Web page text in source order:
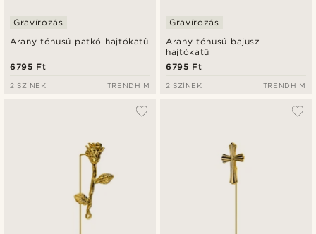
Arany tónusú patkó hajtókatű
Gravírozás
6795 Ft
2 SZÍNEK TRENDHIM
Arany tónusú bajusz
hajtókatű
Gravírozás
6795 Ft
2 SZÍNEK TRENDHIM